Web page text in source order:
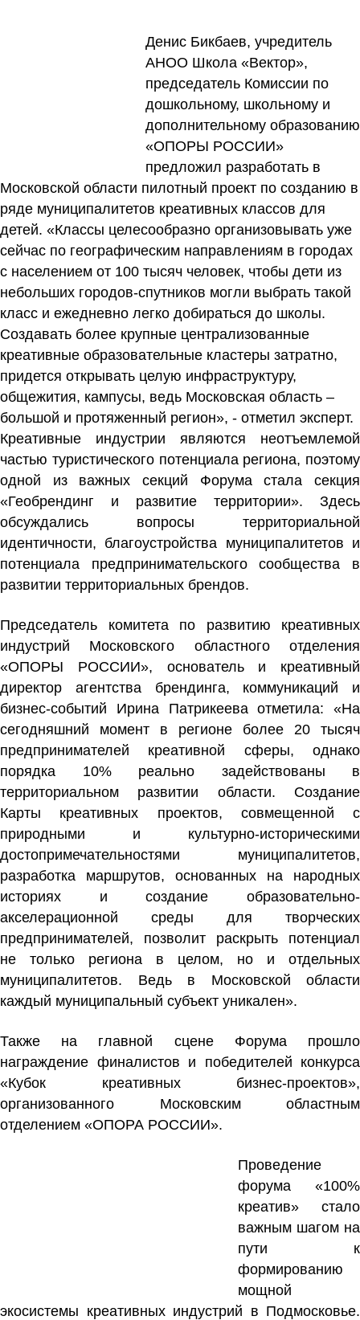
Денис Бикбаев, учредитель
АНОО Школа «Вектор»,
председатель Комиссии по
дошкольному, школьному и
дополнительному образованию
«ОПОРЫ РОССИИ»
предложил разработать в
Московской области пилотный проект по созданию в
ряде муниципалитетов креативных классов для
детей. «Классы целесообразно организовывать уже
сейчас по географическим направлениям в городах
с населением от 100 тысяч человек, чтобы дети из
небольших городов-спутников могли выбрать такой
класс и ежедневно легко добираться до школы.
Создавать более крупные централизованные
креативные образовательные кластеры затратно,
придется открывать целую инфраструктуру,
общежития, кампусы, ведь Московская область –
большой и протяженный регион», - отметил эксперт.
Креативные индустрии являются неотъемлемой
частью туристического потенциала региона, поэтому
одной из важных секций Форума стала секция
«Геобрендинг и развитие территории». Здесь
обсуждались вопросы территориальной
идентичности, благоустройства муниципалитетов и
потенциала предпринимательского сообщества в
развитии территориальных брендов.
Председатель комитета по развитию креативных
индустрий Московского областного отделения
«ОПОРЫ РОССИИ», основатель и креативный
директор агентства брендинга, коммуникаций и
бизнес-событий Ирина Патрикеева отметила: «На
сегодняшний момент в регионе более 20 тысяч
предпринимателей креативной сферы, однако
порядка 10% реально задействованы в
территориальном развитии области. Создание
Карты креативных проектов, совмещенной с
природными и культурно-историческими
достопримечательностями муниципалитетов,
разработка маршрутов, основанных на народных
историях и создание образовательно-
акселерационной среды для творческих
предпринимателей, позволит раскрыть потенциал
не только региона в целом, но и отдельных
муниципалитетов. Ведь в Московской области
каждый муниципальный субъект уникален».
Также на главной сцене Форума прошло
награждение финалистов и победителей конкурса
«Кубок креативных бизнес-проектов»,
организованного Московским областным
отделением «ОПОРА РОССИИ».
Проведение
форума «100%
креатив» стало
важным шагом на
пути к
формированию
мощной
экосистемы креативных индустрий в Подмосковье.